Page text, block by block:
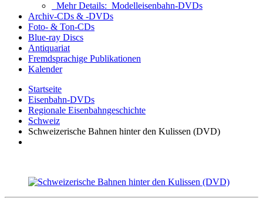
Mehr Details: Modelleisenbahn-DVDs
Archiv-CDs & -DVDs
Foto- & Ton-CDs
Blue-ray Discs
Antiquariat
Fremdsprachige Publikationen
Kalender
Startseite
Eisenbahn-DVDs
Regionale Eisenbahngeschichte
Schweiz
Schweizerische Bahnen hinter den Kulissen (DVD)